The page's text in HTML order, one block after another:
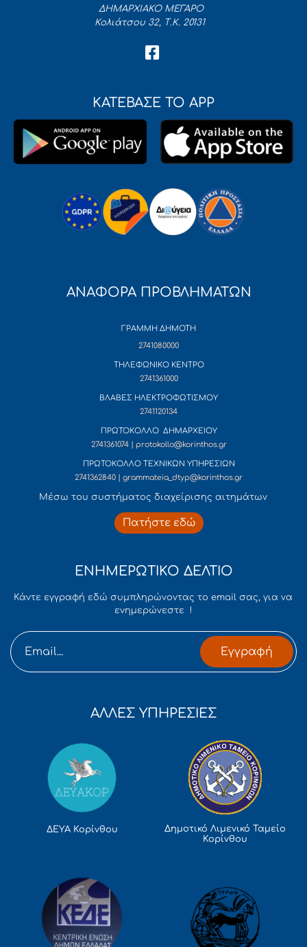
ΔΗΜΑΡΧΙΑΚΟ ΜΕΓΑΡΟ
Κολιάτσου 32, Τ.Κ. 20131
ΚΑΤΕΒΑΣΕ ΤΟ APP
ΑΝΑΦΟΡΑ ΠΡΟΒΛΗΜΑΤΩΝ
ΓΡΑΜΜΗ ΔΗΜΟΤΗ
2741080000
ΤΗΛΕΦΩΝΙΚΟ ΚΕΝΤΡΟ
2741361000
ΒΛΑΒΕΣ ΗΛΕΚΤΡΟΦΩΤΙΣΜΟΥ
2741120134
ΠΡΩΤΟΚΟΛΛΟ ΔΗΜΑΡΧΕΙΟΥ
2741361074 | protokollo@korinthos.gr
ΠΡΩΤΟΚΟΛΛΟ ΤΕΧΝΙΚΩΝ ΥΠΗΡΕΣΙΩΝ
2741362840 | grammateia_dtyp@korinthos.gr
Mέσω του συστήματος διαχείρισης αιτημάτων
Πατήστε εδώ
ΕΝΗΜΕΡΩΤΙΚΟ ΔΕΛΤΙΟ
Κάντε εγγραφή εδώ συμπληρώνοντας το email σας, για να
ενημερώνεστε !
Εγγραφή
ΑΛΛΕΣ ΥΠΗΡΕΣΙΕΣ
ΔΕΥΑ Κορίνθου
Δημοτικό Λιμενικό Ταμείο
Κορίνθου